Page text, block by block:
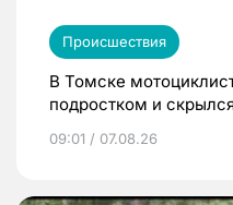
Происшествия
В Томске
подростком и
09:01 / 07.08.26